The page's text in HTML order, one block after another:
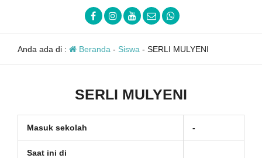
Anda ada di : Beranda - Siswa - SERLI MULYENI
SERLI MULYENI
Masuk sekolah -
Saat ini di